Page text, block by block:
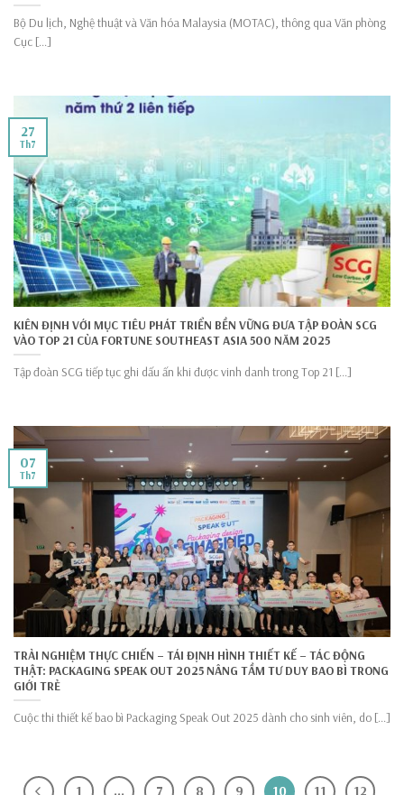
Bộ Du lịch, Nghệ thuật và Văn hóa Malaysia (MOTAC), thông qua Văn phòng
Cục [...]
KIÊN ĐỊNH VỚI MỤC TIÊU PHÁT TRIỂN BỀN VỮNG ĐƯA TẬP ĐOÀN SCG
VÀO TOP 21 CỦA FORTUNE SOUTHEAST ASIA 500 NĂM 2025
Tập đoàn SCG tiếp tục ghi dấu ấn khi được vinh danh trong Top 21 [...]
27
Th7
TRẢI NGHIỆM THỰC CHIẾN – TÁI ĐỊNH HÌNH THIẾT KẾ – TÁC ĐỘNG
THẬT: PACKAGING SPEAK OUT 2025 NÂNG TẦM TƯ DUY BAO BÌ TRONG
GIỚI TRẺ
Cuộc thi thiết kế bao bì Packaging Speak Out 2025 dành cho sinh viên, do [...]
07
Th7
1 … 7 8 9 10 11 12